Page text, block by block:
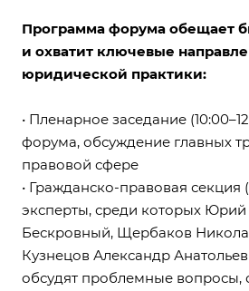
Программа форума обещает
и охватит ключевые
юридической практики:
• Пленарное заседание
форума, обсуждение главных
правовой сфере
• Гражданско-правовая секция
эксперты, среди которых Юрий
Бескровный, Щербаков
Кузнецов Александр
обсудят проблемные вопросы,